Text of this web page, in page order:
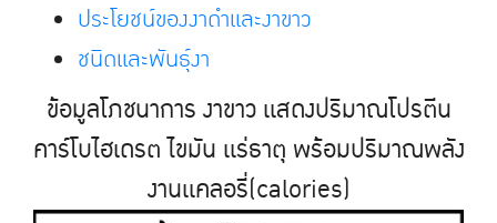
ประโยชน์ของงาดำเเละงาขาว
ชนิดเเละพันธุ์งา
ข้อมูลโภชนาการ งาขาว เเสดงปริมาณโปรตีน
คาร์โบไฮเดรต ไขมัน เเร่ธาตุ พร้อมปริมาณพลัง
งานเเคลอรี่(calories)